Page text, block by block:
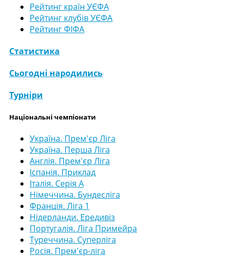
Рейтинг країн УЄФА
Рейтинг клубів УЄФА
Рейтинг ФІФА
Статистика
Сьогодні народились
Турніри
Національні чемпіонати
Україна. Прем'єр Ліга
Україна. Перша Ліга
Англія. Прем'єр Ліга
Іспанія. Приклад
Італія. Серія А
Німеччина. Бундесліга
Франція. Ліга 1
Нідерланди. Ередивіз
Португалія. Ліга Примейра
Туреччина. Суперліга
Росія. Прем'єр-ліга